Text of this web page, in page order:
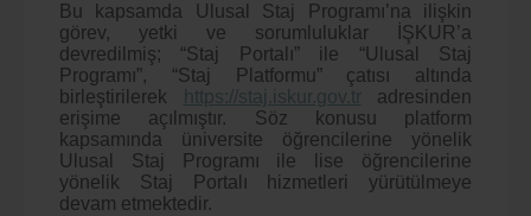
Bu kapsamda Ulusal Staj Programı’na ilişkin
görev, yetki ve sorumluluklar İŞKUR’a
devredilmiş; “Staj Portalı” ile “Ulusal Staj
Programı”, “Staj Platformu” çatısı altında
birleştirilerek
https://staj.iskur.gov.tradresinden
erişime açılmıştır. Söz konusu platform
kapsamında üniversite öğrencilerine yönelik
Ulusal Staj Programı ile lise öğrencilerine
yönelik Staj Portalı hizmetleri yürütülmeye
devam etmektedir.